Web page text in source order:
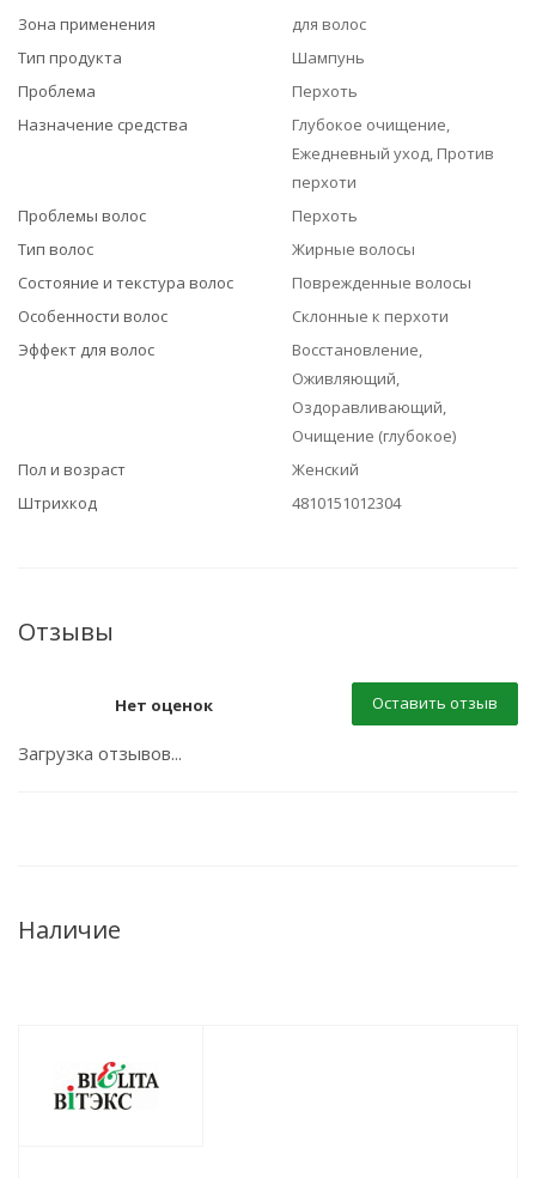
Зона применения
для волос
Тип продукта
Шампунь
Проблема
Перхоть
Назначение средства
Глубокое очищение,
Ежедневный уход, Против
перхоти
Проблемы волос
Перхоть
Тип волос
Жирные волосы
Состояние и текстура волос
Поврежденные волосы
Особенности волос
Склонные к перхоти
Эффект для волос
Восстановление,
Оживляющий,
Оздоравливающий,
Очищение (глубокое)
Пол и возраст
Женский
Штрихкод
4810151012304
Отзывы
Нет оценок Оставить отзыв
Загрузка отзывов...
Наличие